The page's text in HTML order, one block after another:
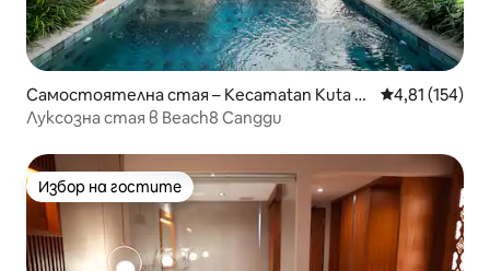
Самостоятелна стая – Kecamatan Kuta S
elatan
Средна
4,81 (154)
Луксозна стая в Beach8 Canggu
Избор на гостите
Избор на гостите